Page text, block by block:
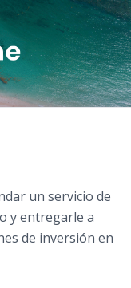
un servicio de
y entregarle a
de inversión en